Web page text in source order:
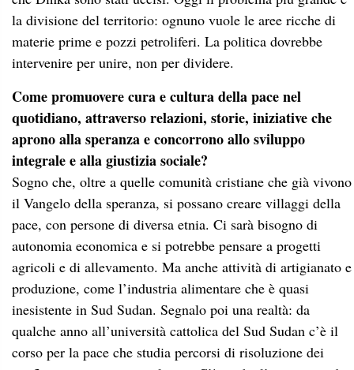
la divisione del territorio: ognuno vuole le aree ricche di
materie prime e pozzi petroliferi. La politica dovrebbe
intervenire per unire, non per dividere.
Come promuovere cura e cultura della pace nel
quotidiano, attraverso relazioni, storie, iniziative che
aprono alla speranza e concorrono allo sviluppo
integrale e alla giustizia sociale?
Sogno che, oltre a quelle comunità cristiane che già vivono
il Vangelo della speranza, si possano creare villaggi della
pace, con persone di diversa etnia. Ci sarà bisogno di
autonomia economica e si potrebbe pensare a progetti
agricoli e di allevamento. Ma anche attività di artigianato e
produzione, come l’industria alimentare che è quasi
inesistente in Sud Sudan. Segnalo poi una realtà: da
qualche anno all’università cattolica del Sud Sudan c’è il
corso per la pace che studia percorsi di risoluzione dei